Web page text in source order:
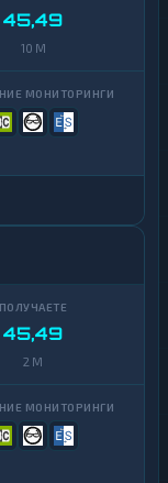
45,49
10 M
45,49
2 M